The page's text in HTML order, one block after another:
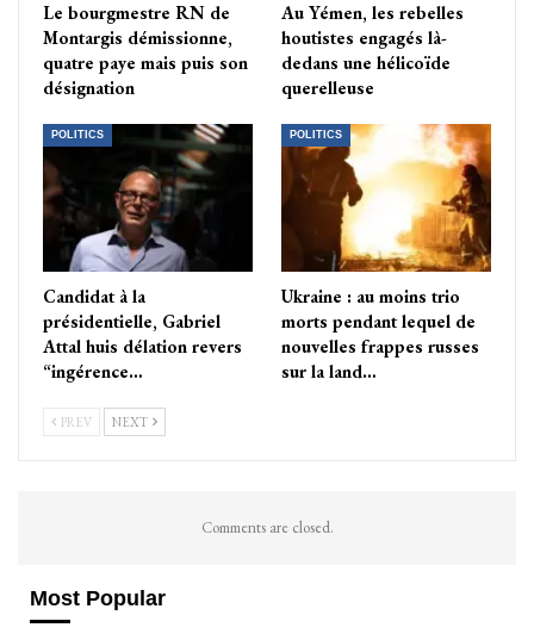
Le bourgmestre RN de
Montargis démissionne,
quatre paye mais puis son
désignation
Au Yémen, les rebelles
houtistes engagés là-
dedans une hélicoïde
querelleuse
POLITICS
Candidat à la
présidentielle, Gabriel
Attal huis délation revers
“ingérence…
POLITICS
Ukraine : au moins trio
morts pendant lequel de
nouvelles frappes russes
sur la land…
PREV NEXT
Comments are closed.
Most Popular